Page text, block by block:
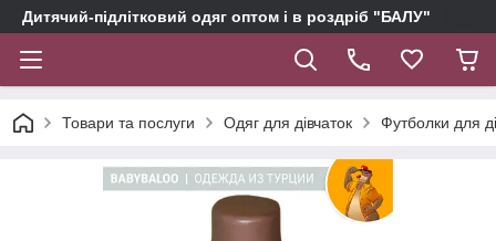
Дитячий-підлітковий одяг оптом і в роздріб "БАЛУ"
Товари та послуги Одяг для дівчаток Футболки для